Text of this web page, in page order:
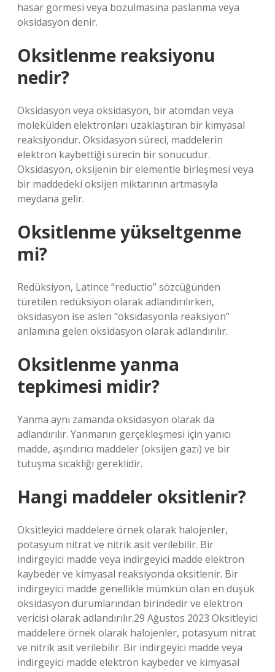
hasar görmesi veya bozulmasına paslanma veya
oksidasyon denir.
Oksitlenme reaksiyonu
nedir?
Oksidasyon veya oksidasyon, bir atomdan veya
molekülden elektronları uzaklaştıran bir kimyasal
reaksiyondur. Oksidasyon süreci, maddelerin
elektron kaybettiği sürecin bir sonucudur.
Oksidasyon, oksijenin bir elementle birleşmesi veya
bir maddedeki oksijen miktarının artmasıyla
meydana gelir.
Oksitlenme yükseltgenme
mi?
Redüksiyon, Latince “reductio” sözcüğünden
türetilen redüksiyon olarak adlandırılırken,
oksidasyon ise aslen “oksidasyonla reaksiyon”
anlamına gelen oksidasyon olarak adlandırılır.
Oksitlenme yanma
tepkimesi midir?
Yanma aynı zamanda oksidasyon olarak da
adlandırılır. Yanmanın gerçekleşmesi için yanıcı
madde, aşındırıcı maddeler (oksijen gazı) ve bir
tutuşma sıcaklığı gereklidir.
Hangi maddeler oksitlenir?
Oksitleyici maddelere örnek olarak halojenler,
potasyum nitrat ve nitrik asit verilebilir. Bir
indirgeyici madde veya indirgeyici madde elektron
kaybeder ve kimyasal reaksiyonda oksitlenir. Bir
indirgeyici madde genellikle mümkün olan en düşük
oksidasyon durumlarından birindedir ve elektron
vericisi olarak adlandırılır.29 Ağustos 2023 Oksitleyici
maddelere örnek olarak halojenler, potasyum nitrat
ve nitrik asit verilebilir. Bir indirgeyici madde veya
indirgeyici madde elektron kaybeder ve kimyasal